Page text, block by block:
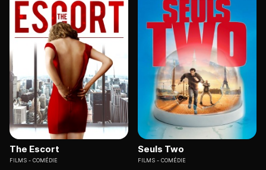
The Escort
FILMS COMÉDIE
Seuls Two
FILMS COMÉDIE